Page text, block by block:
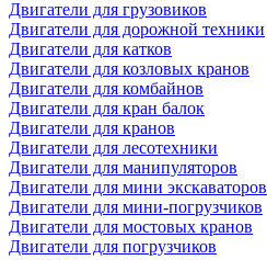
Двигатели для грузовиков
Двигатели для дорожной техники
Двигатели для катков
Двигатели для козловых кранов
Двигатели для комбайнов
Двигатели для кран балок
Двигатели для кранов
Двигатели для лесотехники
Двигатели для манипуляторов
Двигатели для мини экскаваторов
Двигатели для мини-погрузчиков
Двигатели для мостовых кранов
Двигатели для погрузчиков